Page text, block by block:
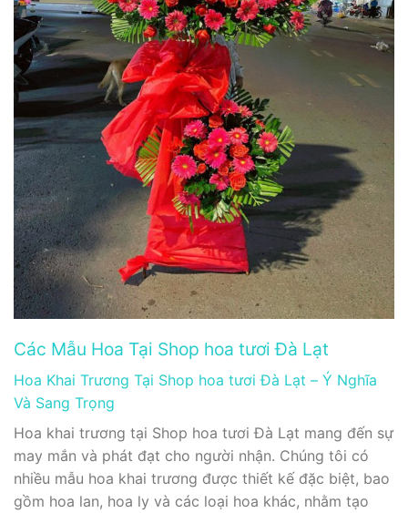
Các Mẫu Hoa Tại Shop hoa tươi Đà Lạt
Hoa Khai Trương Tại Shop hoa tươi Đà Lạt – Ý Nghĩa
Và Sang Trọng
Hoa khai trương tại Shop hoa tươi Đà Lạt mang đến sự
may mắn và phát đạt cho người nhận. Chúng tôi có
nhiều mẫu hoa khai trương được thiết kế đặc biệt, bao
gồm hoa lan, hoa ly và các loại hoa khác, nhằm tạo